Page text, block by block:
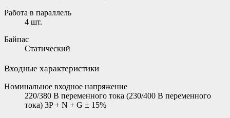
Работа в параллель
4 шт.
Байпас
Статический
Входные характеристики
Номинальное входное напряжение
220/380 В переменного тока (230/400 В переменного
тока) 3P + N + G ± 15%